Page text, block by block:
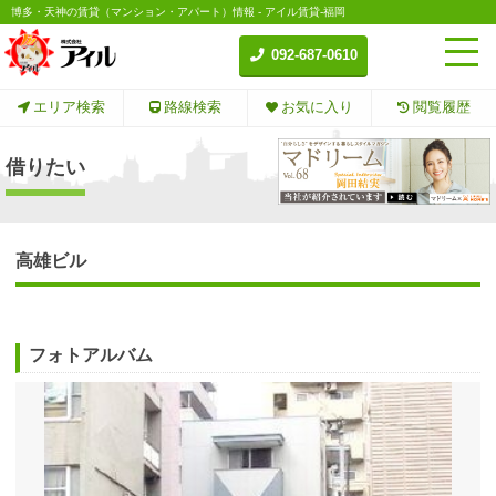
博多・天神の賃貸（マンション・アパート）情報 - アイル賃貸-福岡
092-687-0610
エリア検索 路線検索 お気に入り 閲覧履歴
借りたい
高雄ビル
フォトアルバム